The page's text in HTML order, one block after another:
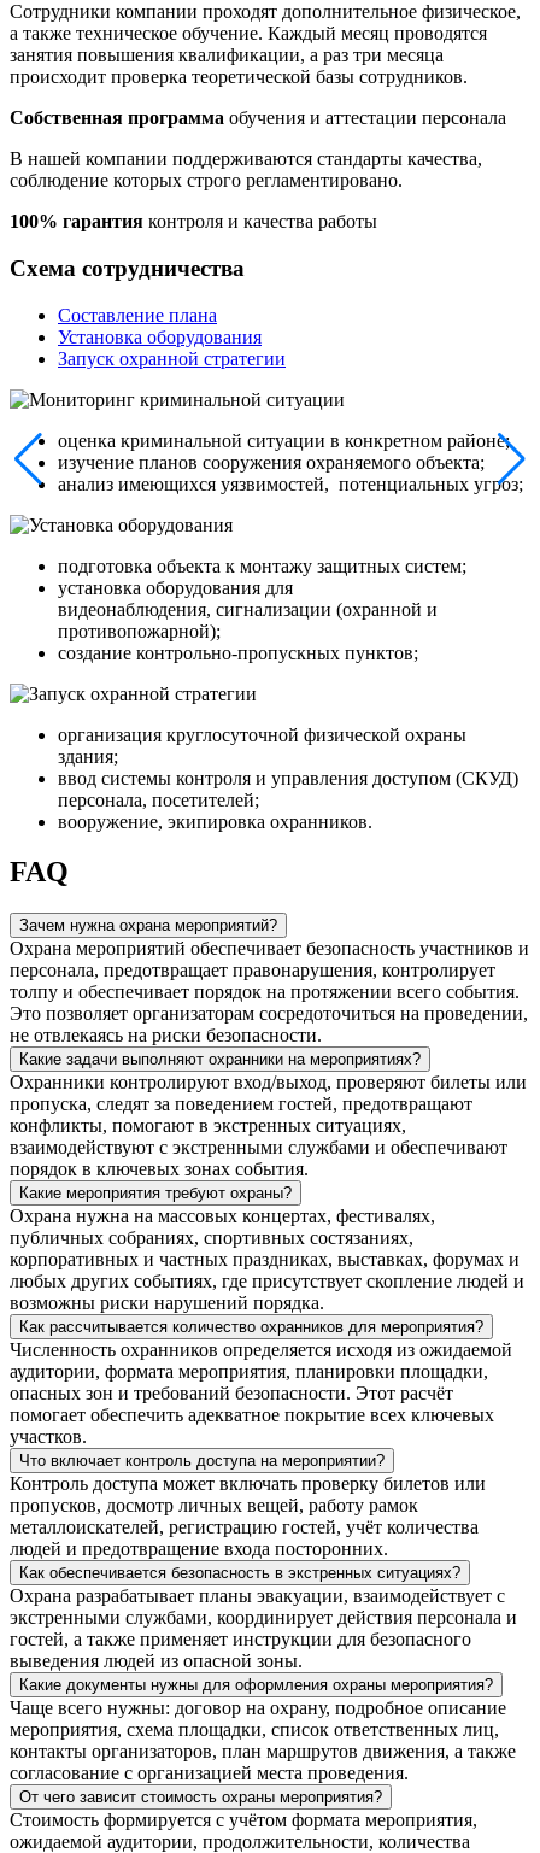
Сотрудники компании проходят дополнительное физическое,
а также техническое обучение. Каждый месяц проводятся
занятия повышения квалификации, а раз три месяца
происходит проверка теоретической базы сотрудников.
Собственная программа обучения и аттестации персонала
В нашей компании поддерживаются стандарты качества,
соблюдение которых строго регламентировано.
100% гарантия контроля и качества работы
Схема сотрудничества
Составление плана
Установка оборудования
Запуск охранной стратегии
оценка криминальной ситуации в конкретном районе;
изучение планов сооружения охраняемого объекта;
анализ имеющихся уязвимостей, потенциальных угроз;
подготовка объекта к монтажу защитных систем;
установка оборудования для
видеонаблюдения, сигнализации (охранной и
противопожарной);
создание контрольно-пропускных пунктов;
организация круглосуточной физической охраны
здания;
ввод системы контроля и управления доступом (СКУД)
персонала, посетителей;
вооружение, экипировка охранников.
FAQ
Зачем нужна охрана мероприятий?
Охрана мероприятий обеспечивает безопасность участников и
персонала, предотвращает правонарушения, контролирует
толпу и обеспечивает порядок на протяжении всего события.
Это позволяет организаторам сосредоточиться на проведении,
не отвлекаясь на риски безопасности.
Какие задачи выполняют охранники на мероприятиях?
Охранники контролируют вход/выход, проверяют билеты или
пропуска, следят за поведением гостей, предотвращают
конфликты, помогают в экстренных ситуациях,
взаимодействуют с экстренными службами и обеспечивают
порядок в ключевых зонах события.
Какие мероприятия требуют охраны?
Охрана нужна на массовых концертах, фестивалях,
публичных собраниях, спортивных состязаниях,
корпоративных и частных праздниках, выставках, форумах и
любых других событиях, где присутствует скопление людей и
возможны риски нарушений порядка.
Как рассчитывается количество охранников для мероприятия?
Численность охранников определяется исходя из ожидаемой
аудитории, формата мероприятия, планировки площадки,
опасных зон и требований безопасности. Этот расчёт
помогает обеспечить адекватное покрытие всех ключевых
участков.
Что включает контроль доступа на мероприятии?
Контроль доступа может включать проверку билетов или
пропусков, досмотр личных вещей, работу рамок
металлоискателей, регистрацию гостей, учёт количества
людей и предотвращение входа посторонних.
Как обеспечивается безопасность в экстренных ситуациях?
Охрана разрабатывает планы эвакуации, взаимодействует с
экстренными службами, координирует действия персонала и
гостей, а также применяет инструкции для безопасного
выведения людей из опасной зоны.
Какие документы нужны для оформления охраны мероприятия?
Чаще всего нужны: договор на охрану, подробное описание
мероприятия, схема площадки, список ответственных лиц,
контакты организаторов, план маршрутов движения, а также
согласование с организацией места проведения.
От чего зависит стоимость охраны мероприятия?
Стоимость формируется с учётом формата мероприятия,
ожидаемой аудитории, продолжительности, количества